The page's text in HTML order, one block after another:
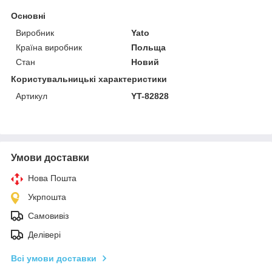
Основні
Виробник
Yato
Країна виробник
Польща
Стан
Новий
Користувальницькі характеристики
Артикул
YT-82828
Умови доставки
Нова Пошта
Укрпошта
Самовивіз
Делівері
Всі умови доставки